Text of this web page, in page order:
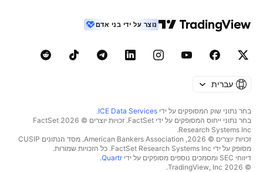
נוצר על ידי בני אדם
עברית
בחר נתוני שוק המסופקים על ידי ICE Data Services
.
בחר נתוני ייחוס המסופקים על ידי FactSet. זכויות יוצרים © 2026 ‏FactSet
Research Systems Inc.‏
זכויות יוצרים © 2026, ‏American Bankers Association. מסד הנתונים CUSIP
מסופק על ידי FactSet Research Systems Inc. כל הזכויות שמורות.
דיווחי SEC ומסמכים נוספים מסופקים על ידי
Quartr
.
© 2026 ‏TradingView, Inc.‏